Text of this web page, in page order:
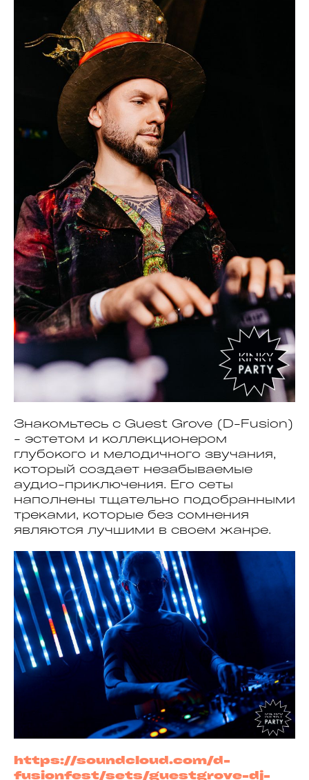
Знакомьтесь с Guest Grove (D-Fusion)
- эстетом и коллекционером
глубокого и мелодичного звучания,
который создает незабываемые
аудио-приключения. Его сеты
наполнены тщательно подобранными
треками, которые без сомнения
являются лучшими в своем жанре.
https://soundcloud.com/d-
fusionfest/sets/guestgrove-dj-